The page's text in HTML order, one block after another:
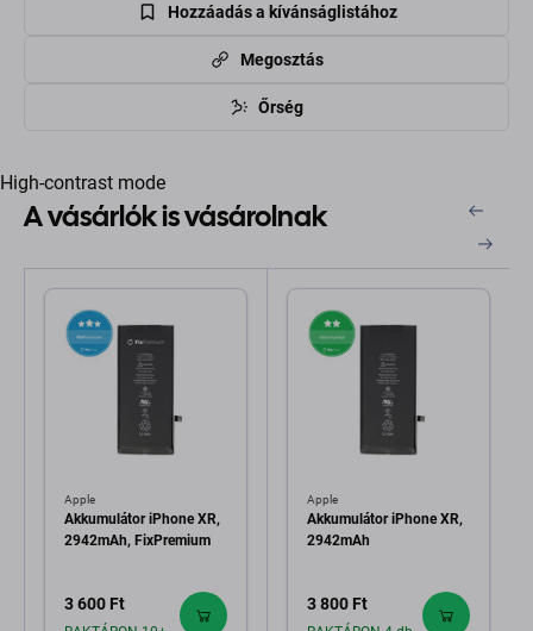
Hozzáadás a kívánságlistához
Megosztás
Őrség
High-contrast mode
A vásárlók is vásárolnak
Apple
Akkumulátor iPhone XR,
2942mAh, FixPremium
3 600 Ft
Apple
Akkumulátor iPhone XR,
2942mAh
3 800 Ft